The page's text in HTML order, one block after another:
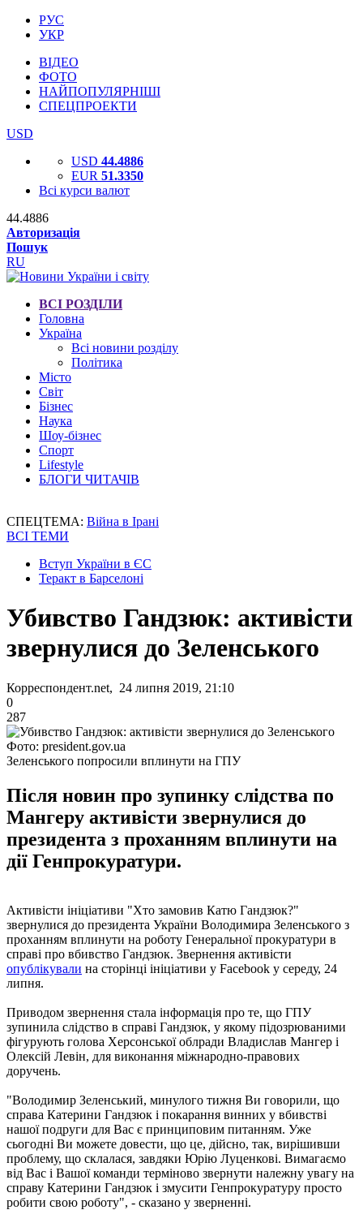
РУС
УКР
ВІДЕО
ФОТО
НАЙПОПУЛЯРНІШІ
СПЕЦПРОЕКТИ
USD
USD 44.4886
EUR 51.3350
Всі курси валют
44.4886
Авторизація
Пошук
RU
ВСІ РОЗДІЛИ
Головна
Україна
Всі новини розділу
Політика
Місто
Світ
Бізнес
Наука
Шоу-бізнес
Спорт
Lifestyle
БЛОГИ ЧИТАЧІВ
СПЕЦТЕМА: Війна в Ірані
ВСІ ТЕМИ
Вступ України в ЄС
Теракт в Барселоні
Убивство Гандзюк: активісти
звернулися до Зеленського
Корреспондент.net, 24 липня 2019, 21:10
0
287
Фото: president.gov.ua
Зеленського попросили вплинути на ГПУ
Після новин про зупинку слідства по
Мангеру активісти звернулися до
президента з проханням вплинути на
дії Генпрокуратури.
Активісти ініціативи "Хто замовив Катю Гандзюк?"
звернулися до президента України Володимира Зеленського з
проханням вплинути на роботу Генеральної прокуратури в
справі про вбивство Гандзюк. Звернення активісти
опублікували на сторінці ініціативи у Facebook у середу, 24
липня.
Приводом звернення стала інформація про те, що ГПУ
зупинила слідство в справі Гандзюк, у якому підозрюваними
фігурують голова Херсонської облради Владислав Мангер і
Олексій Левін, для виконання міжнародно-правових
доручень.
"Володимир Зеленський, минулого тижня Ви говорили, що
справа Катерини Гандзюк і покарання винних у вбивстві
нашої подруги для Вас є принциповим питанням. Уже
сьогодні Ви можете довести, що це, дійсно, так, вирішивши
проблему, що склалася, завдяки Юрію Луценкові. Вимагаємо
від Вас і Вашої команди терміново звернути належну увагу на
справу Катерини Гандзюк і змусити Генпрокуратуру просто
робити свою роботу", - сказано у зверненні.